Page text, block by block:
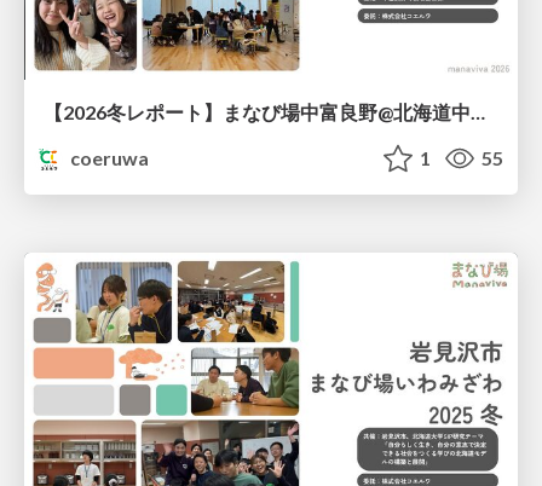
【2026冬レポート】まなび場中富良野@北海道中富良野町
coeruwa
1 55